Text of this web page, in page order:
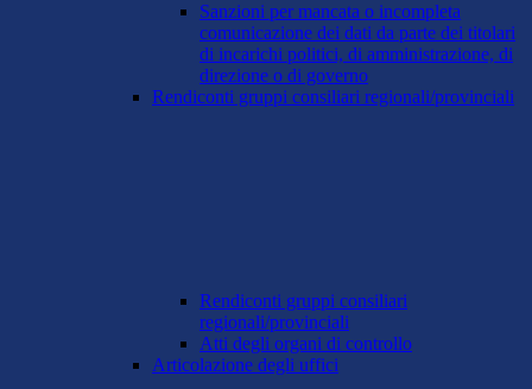
Sanzioni per mancata o incompleta
comunicazione dei dati da parte dei titolari
di incarichi politici, di amministrazione, di
direzione o di governo
Rendiconti gruppi consiliari regionali/provinciali
Rendiconti gruppi consiliari
regionali/provinciali
Atti degli organi di controllo
Articolazione degli uffici